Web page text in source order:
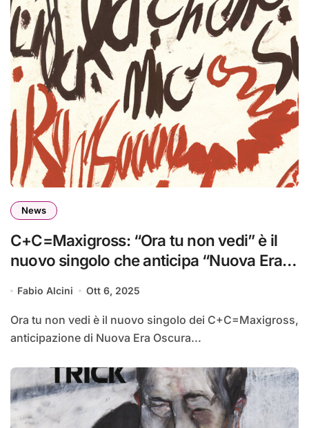
News
C+C=Maxigross: “Ora tu non vedi” è il
nuovo singolo che anticipa “Nuova Era
Fabio Alcini Ott 6, 2025
Ora tu non vedi è il nuovo singolo dei C+C=Maxigross,
anticipazione di Nuova Era Oscura...